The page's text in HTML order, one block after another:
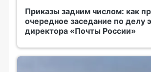
Приказы задним числом: как
очередное заседание по делу
директора «Почты России»